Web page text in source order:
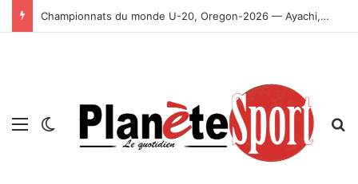
Championnats du monde U-20, Oregon-2026 — Ayachi, Dissa, Touahria et Ghezali en finale
Menu Switch skin